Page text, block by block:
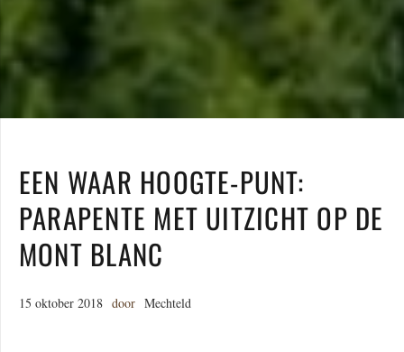
EEN WAAR HOOGTE-PUNT:
PARAPENTE MET UITZICHT OP DE
MONT BLANC
15 oktober 2018 door Mechteld